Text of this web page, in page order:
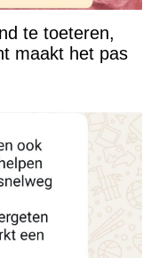
te toeteren,
maakt het pas